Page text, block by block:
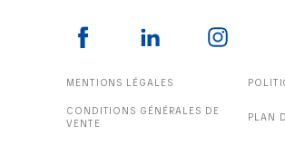
MENTIONS LÉGALES
CONDITIONS GÉNÉRALES DE
VENTE
PLAN